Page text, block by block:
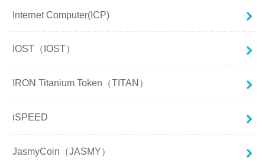
Internet Computer(ICP)
IOST（IOST）
IRON Titanium Token（TITAN）
iSPEED
JasmyCoin（JASMY）